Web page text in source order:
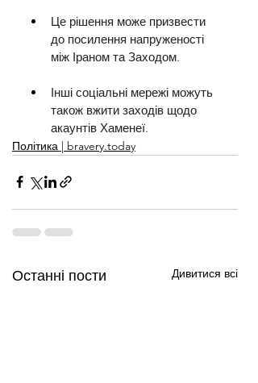
Це рішення може призвести
до посилення напруженості
між Іраном та Заходом.
Інші соціальні мережі можуть
також вжити заходів щодо
акаунтів Хаменеї.
Політика | bravery.today
Останні пости Дивитися всі